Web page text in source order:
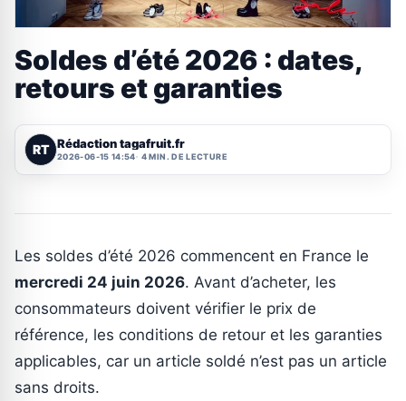
Soldes d’été 2026 : dates,
retours et garanties
RT Rédaction tagafruit.fr
2026-06-15 14:54 4 MIN. DE LECTURE
Les soldes d’été 2026 commencent en France le
mercredi 24 juin 2026. Avant d’acheter, les
consommateurs doivent vérifier le prix de
référence, les conditions de retour et les garanties
applicables, car un article soldé n’est pas un article
sans droits.